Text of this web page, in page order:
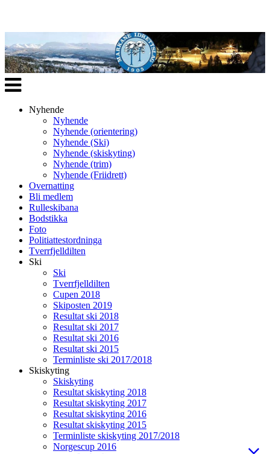
Veksle
navigasjon
Nyhende
Nyhende
Nyhende (orientering)
Nyhende (Ski)
Nyhende (skiskyting)
Nyhende (trim)
Nyhende (Friidrett)
Overnatting
Bli medlem
Rulleskibana
Bodstikka
Foto
Politiattestordninga
Tverrfjelldilten
Ski
Ski
Tverrfjelldilten
Cupen 2018
Skiposten 2019
Resultat ski 2018
Resultat ski 2017
Resultat ski 2016
Resultat ski 2015
Terminliste ski 2017/2018
Skiskyting
Skiskyting
Resultat skiskyting 2018
Resultat skiskyting 2017
Resultat skiskyting 2016
Resultat skiskyting 2015
Terminliste skiskyting 2017/2018
Norgescup 2016